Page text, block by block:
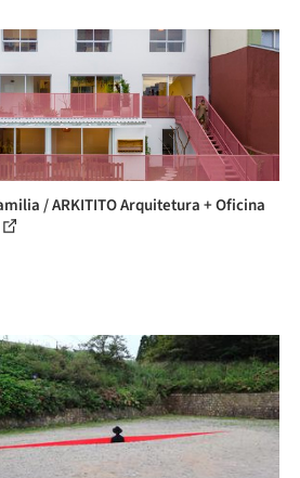
/ ARKITITO Arquitetura + Oficina